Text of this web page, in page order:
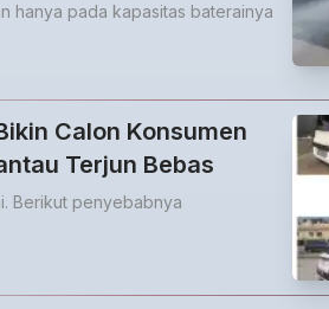
hanya pada kapasitas baterainya
Calon Konsumen
Terjun Bebas
Berikut penyebabnya